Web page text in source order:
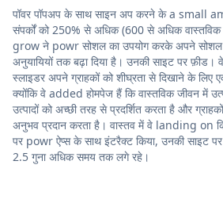
पॉवर पॉपअप के साथ साइन अप करने के a small
संपर्कों को 250% से अधिक (600 से अधिक
grow ने powr सोशल का उपयोग करके अपने सोशल
अनुयायियों तक बढ़ा दिया है। उनकी साइट पर
स्लाइडर अपने ग्राहकों को शीघ्रता से दिखाने के
क्योंकि वे added होमपेज हैं कि वास्तविक जीवन में
उत्पादों को अच्छी तरह से प्रदर्शित करता है और
अनुभव प्रदान करता है। वास्तव में वे landing on कि
पर powr ऐप्स के साथ इंटरैक्ट किया, उनकी साइट
2.5 गुना अधिक समय तक लगे रहे।